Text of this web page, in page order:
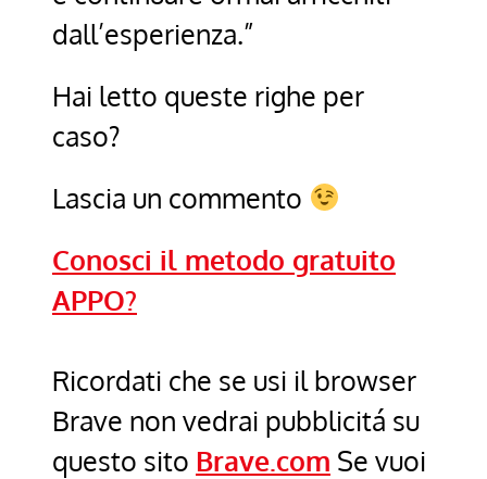
dall’esperienza.”
Hai letto queste righe per
caso?
Lascia un commento
Conosci il metodo gratuito
APPO?
Ricordati che se usi il browser
Brave non vedrai pubblicitá su
questo sito Brave.com Se vuoi